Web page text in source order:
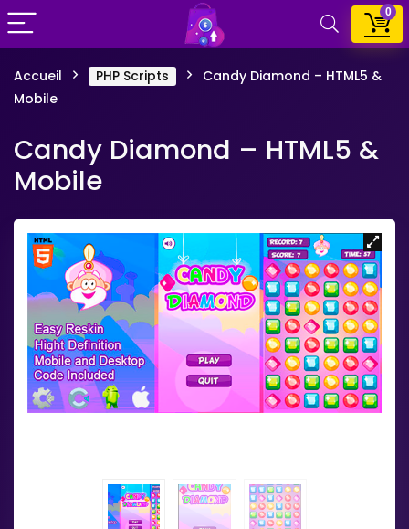
0
Accueil PHP Scripts
Candy Diamond – HTML5 &
Mobile
Candy Diamond – HTML5 &
Mobile